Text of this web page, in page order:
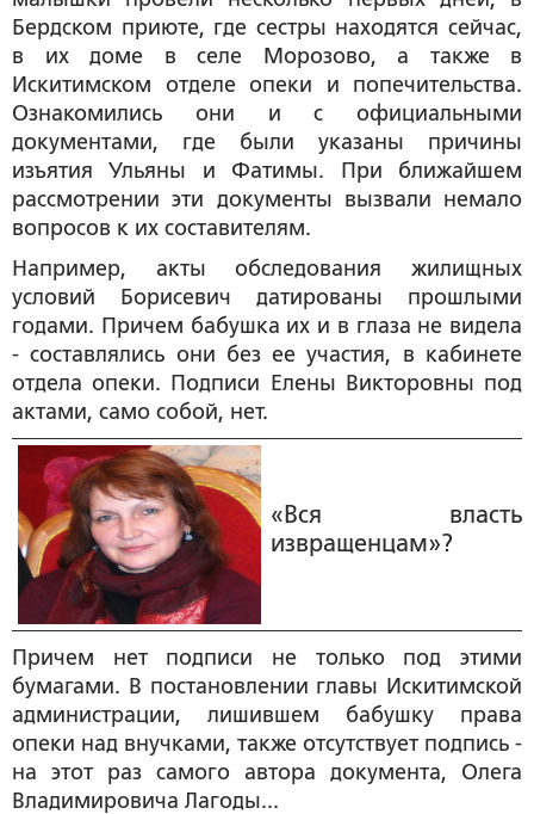
Бердском приюте, где сестры находятся сейчас,
в их доме в селе Морозово, а также в
Искитимском отделе опеки и попечительства.
Ознакомились они и с официальными
документами, где были указаны причины
изъятия Ульяны и Фатимы. При ближайшем
рассмотрении эти документы вызвали немало
вопросов к их составителям.
Например, акты обследования жилищных
условий Борисевич датированы прошлыми
годами. Причем бабушка их и в глаза не видела
- составлялись они без ее участия, в кабинете
отдела опеки. Подписи Елены Викторовны под
актами, само собой, нет.
«Вся власть
извращенцам»?
Причем нет подписи не только под этими
бумагами. В постановлении главы Искитимской
администрации, лишившем бабушку права
опеки над внучками, также отсутствует подпись -
на этот раз самого автора документа, Олега
Владимировича Лагоды...